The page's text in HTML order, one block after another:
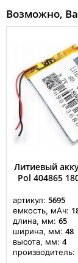
Возможно,
Литиевый
Pol 404865
артикул: 5695
емкость, мАч:
длина, мм: 65
ширина, мм: 48
высота, мм: 4
производитель: